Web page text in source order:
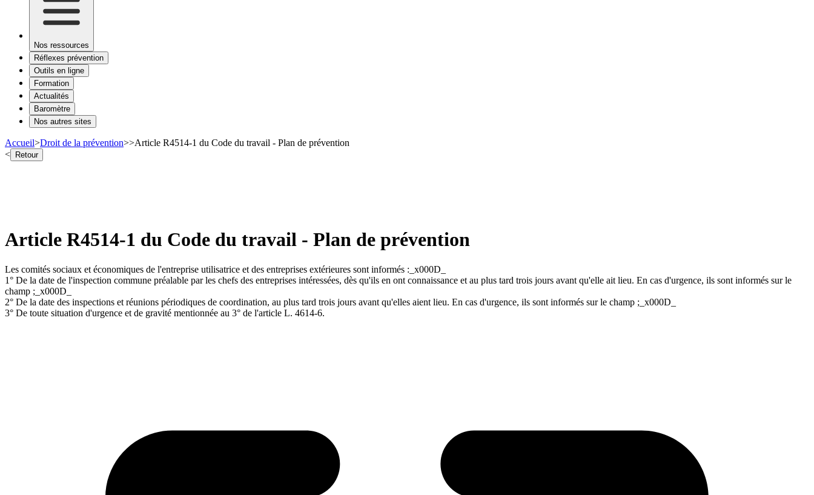
Nos ressources
Réflexes prévention
Outils en ligne
Formation
Actualités
Baromètre
Nos autres sites
Accueil>Droit de la prévention>>Article R4514-1 du Code du travail - Plan de prévention
< Retour
Article R4514-1 du Code du travail - Plan de prévention
Les comités sociaux et économiques de l'entreprise utilisatrice et des entreprises extérieures sont informés :_x000D_
1° De la date de l'inspection commune préalable par les chefs des entreprises intéressées, dès qu'ils en ont connaissance et au plus tard trois jours avant qu'elle ait lieu. En cas d'urgence, ils sont informés sur le
champ ;_x000D_
2° De la date des inspections et réunions périodiques de coordination, au plus tard trois jours avant qu'elles aient lieu. En cas d'urgence, ils sont informés sur le champ ;_x000D_
3° De toute situation d'urgence et de gravité mentionnée au 3° de l'article L. 4614-6.